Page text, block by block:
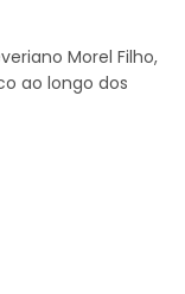
Morel Filho,
ao longo dos